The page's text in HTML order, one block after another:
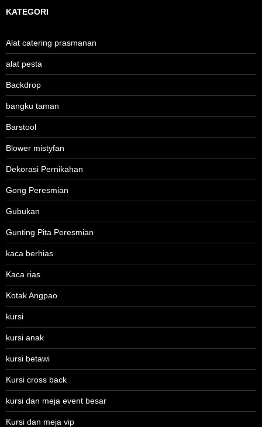
KATEGORI
Alat catering prasmanan
alat pesta
Backdrop
bangku taman
Barstool
Blower mistyfan
Dekorasi Pernikahan
Gong Peresmian
Gubukan
Gunting Pita Peresmian
kaca berhias
Kaca rias
Kotak Angpao
kursi
kursi anak
kursi betawi
Kursi cross back
kursi dan meja event besar
Kursi dan meja vip